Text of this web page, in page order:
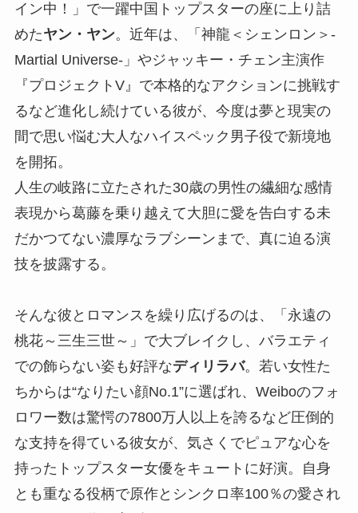
イン中！」で一躍中国トップスターの座に上り詰
めたヤン・ヤン。近年は、「神龍＜シェンロン＞-
Martial Universe-」やジャッキー・チェン主演作
『プロジェクトV』で本格的なアクションに挑戦す
るなど進化し続けている彼が、今度は夢と現実の
間で思い悩む大人なハイスペック男子役で新境地
を開拓。
人生の岐路に立たされた30歳の男性の繊細な感情
表現から葛藤を乗り越えて大胆に愛を告白する未
だかつてない濃厚なラブシーンまで、真に迫る演
技を披露する。
そんな彼とロマンスを繰り広げるのは、「永遠の
桃花～三生三世～」で大ブレイクし、バラエティ
での飾らない姿も好評なディリラバ。若い女性た
ちからは“なりたい顔No.1”に選ばれ、Weiboのフォ
ロワー数は驚愕の7800万人以上を誇るなど圧倒的
な支持を得ている彼女が、気さくでピュアな心を
持ったトップスター女優をキュートに好演。自身
とも重なる役柄で原作とシンクロ率100％の愛され